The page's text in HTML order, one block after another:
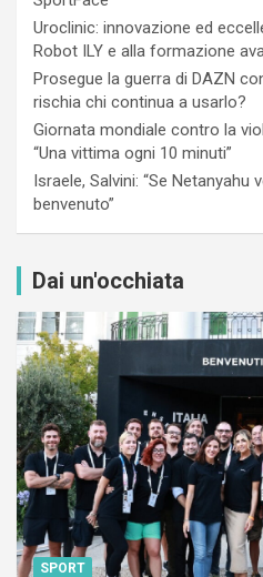
Uroclinic: innovazione ed
Robot ILY e alla formazione
Prosegue la guerra di DAZN
rischia chi continua a usarlo?
Giornata mondiale contro la
“Una vittima ogni 10 minuti”
Israele, Salvini: “Se Netanyahu
benvenuto”
Dai un'occhiata
SPORT